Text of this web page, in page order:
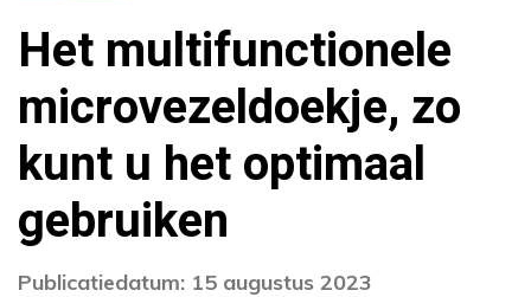
Het multifunctionele
microvezeldoekje, zo
kunt u het optimaal
gebruiken
Publicatiedatum: 15 augustus 2023